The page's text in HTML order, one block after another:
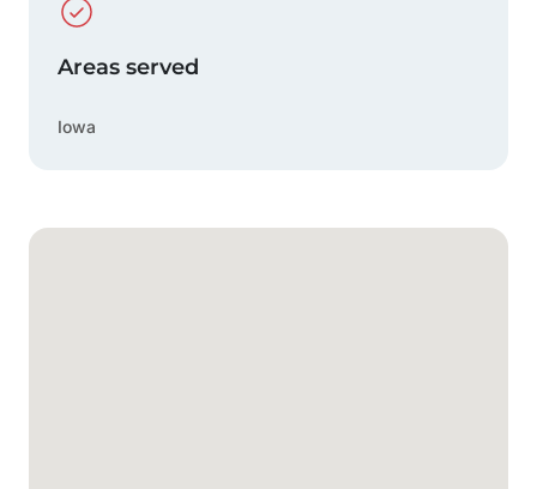
Google Mapa
Areas served
Iowa